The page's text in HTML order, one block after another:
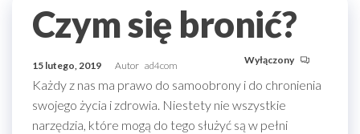
Czym się bronić?
15 lutego, 2019 Autor ad4com Wyłączony
Każdy z nas ma prawo do samoobrony i do chronienia
swojego życia i zdrowia. Niestety nie wszystkie
narzędzia, które mogą do tego służyć są w pełni